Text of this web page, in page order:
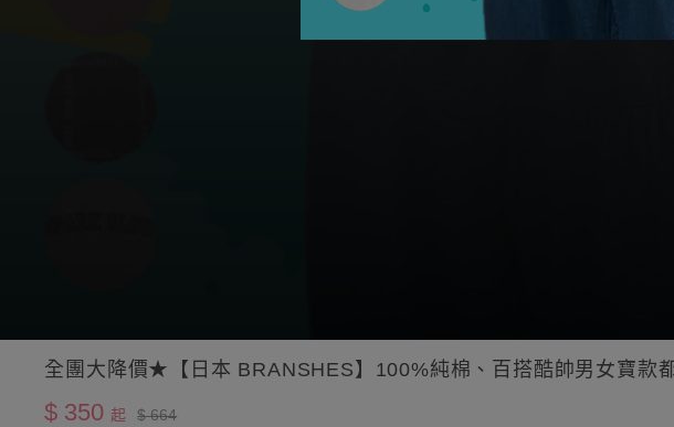
全團大降價★【日本 BRANSHES】100%純棉、百搭酷帥男女寶款
$ 350 起 $ 664